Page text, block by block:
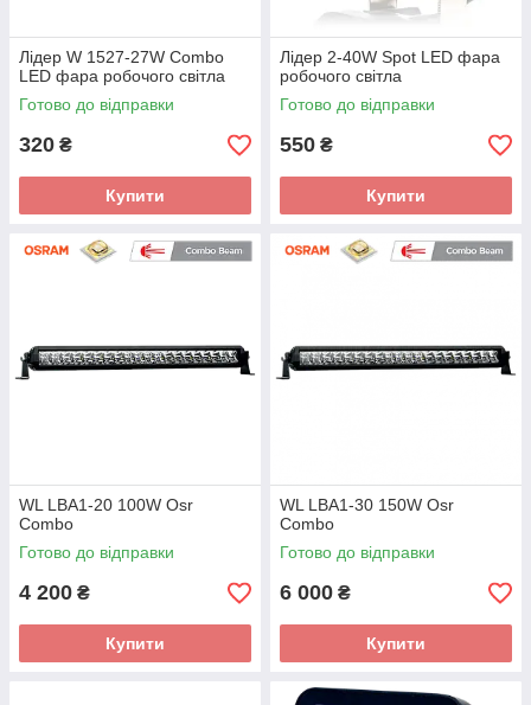
Лідер W 1527-27W Combo
LED фара робочого світла
Готово до відправки
320 ₴
Купити
Лідер 2-40W Spot LED фара
робочого світла
Готово до відправки
550 ₴
Купити
WL LBA1-20 100W Osr
Combo
Готово до відправки
4 200 ₴
Купити
WL LBA1-30 150W Osr
Combo
Готово до відправки
6 000 ₴
Купити